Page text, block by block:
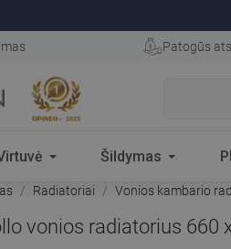
Patogūs
Šildymas
Radiatoriai Vonios kambario
vonios radiatorius 660